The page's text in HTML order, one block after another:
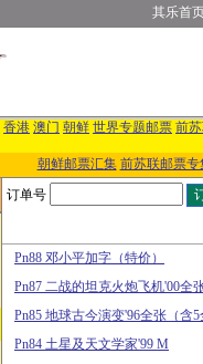
其乐首
香港 澳门 朝鲜 世界专题邮票 前
朝鲜邮票汇集 前苏联邮票专
订单号
Pn88 邓小平加字（特价）
Pn87 二战的坦克火炮飞
Pn85 地球古今演变'96全张
Pn84 土星及天文学家'99 M